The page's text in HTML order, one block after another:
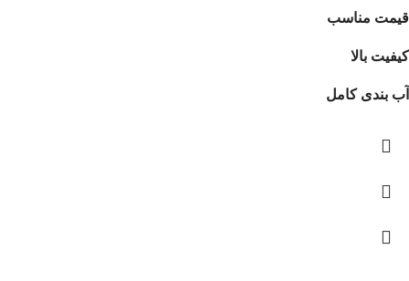
قیمت مناسب
کیفیت بالا
آب بندی کامل